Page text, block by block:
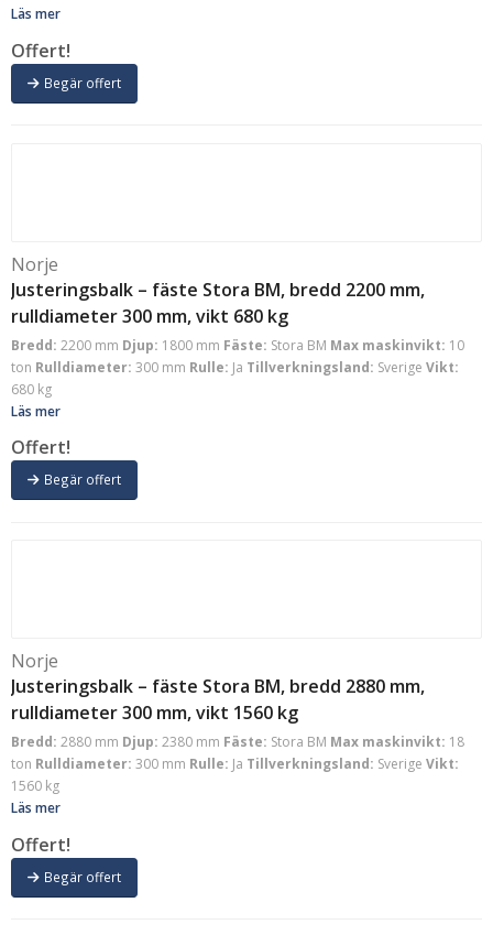
Läs mer
Offert!
Begär offert
Norje
Justeringsbalk – fäste Stora BM, bredd 2200 mm,
rulldiameter 300 mm, vikt 680 kg
Bredd: 2200 mm Djup: 1800 mm Fäste: Stora BM Max maskinvikt: 10
ton Rulldiameter: 300 mm Rulle: Ja Tillverkningsland: Sverige Vikt:
680 kg
Läs mer
Offert!
Begär offert
Norje
Justeringsbalk – fäste Stora BM, bredd 2880 mm,
rulldiameter 300 mm, vikt 1560 kg
Bredd: 2880 mm Djup: 2380 mm Fäste: Stora BM Max maskinvikt: 18
ton Rulldiameter: 300 mm Rulle: Ja Tillverkningsland: Sverige Vikt:
1560 kg
Läs mer
Offert!
Begär offert